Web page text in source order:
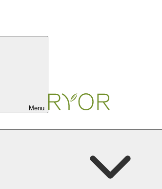
Menu